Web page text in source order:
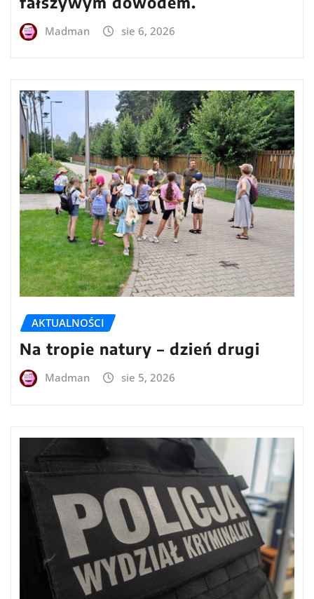
Madman sie 6, 2026
AKTUALNOŚCI
Na tropie natury – dzień drugi
Madman sie 5, 2026